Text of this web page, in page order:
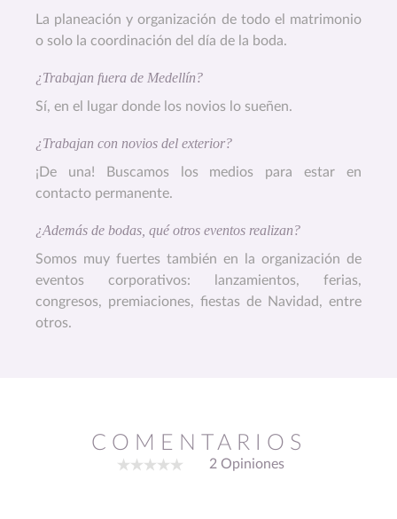
La planeación y organización de todo el matrimonio
o solo la coordinación del día de la boda.
¿Trabajan fuera de Medellín?
Sí, en el lugar donde los novios lo sueñen.
¿Trabajan con novios del exterior?
¡De una! Buscamos los medios para estar en
contacto permanente.
¿Además de bodas, qué otros eventos realizan?
Somos muy fuertes también en la organización de
eventos corporativos: lanzamientos, ferias,
congresos, premiaciones, fiestas de Navidad, entre
otros.
COMENTARIOS
2 Opiniones